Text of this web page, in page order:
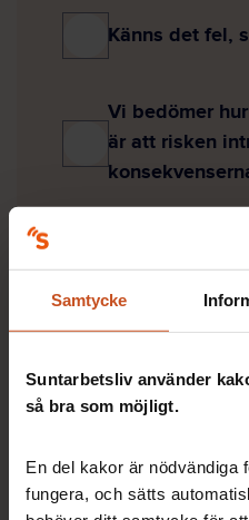
Samtycke
Suntarbetsliv använder
så bra som möjligt.
En del kakor är nödvändiga
fungera, och sätts
Känns det fel,
Vi bedömer
är att risken
Vi väger
risken med
hur ofta den